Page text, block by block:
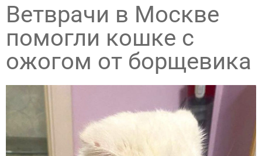
Ветврачи в Москве
помогли кошке с
ожогом от борщевика